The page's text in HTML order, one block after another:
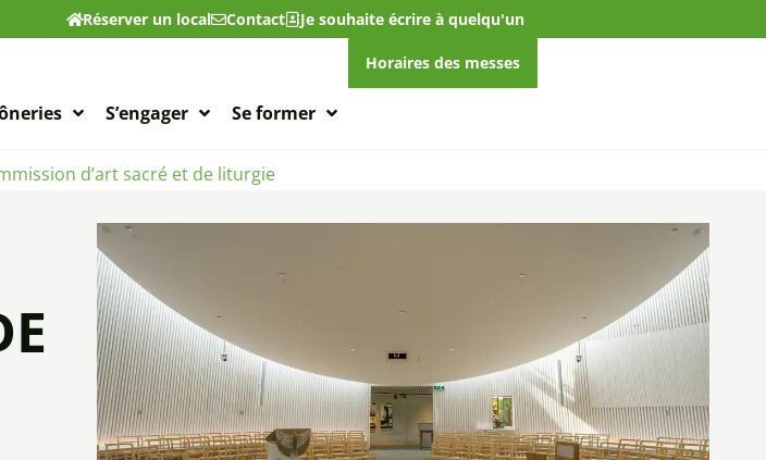
Réserver un local Contact Je souhaite écrire à quelqu'un
S’engager Se former
Horaires des messes
d’art sacré et de liturgie